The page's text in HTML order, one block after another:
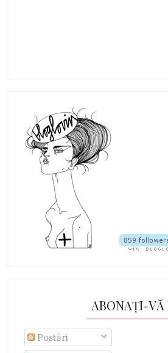
ABONAȚI-VĂ
Postări